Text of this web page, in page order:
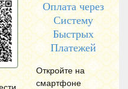
Оплата через
Систему
Быстрых
Платежей
Откройте на
смартфоне